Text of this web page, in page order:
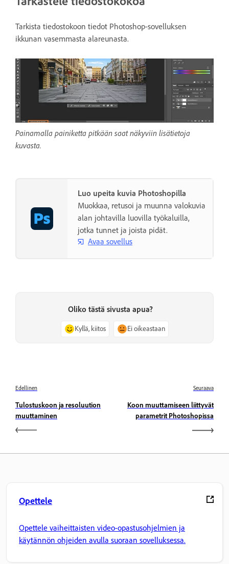
Tarkista tiedostokoon tiedot Photoshop-sovelluksen
ikkunan vasemmasta alareunasta.
Painamalla painiketta pitkään saat näkyviin lisätietoja
kuvasta.
Luo upeita kuvia Photoshopilla
Muokkaa, retusoi ja muunna valokuvia
alan johtavilla luovilla työkaluilla,
jotka tunnet ja joista pidät.
Avaa sovellus
Oliko tästä sivusta apua?
Kyllä, kiitos Ei oikeastaan
Edellinen
Tulostuskoon ja resoluution
muuttaminen
Seuraava
Koon muuttamiseen liittyvät
parametrit Photoshopissa
Opettele
Opettele vaiheittaisten video-opastusohjelmien ja
käytännön ohjeiden avulla suoraan sovelluksessa.